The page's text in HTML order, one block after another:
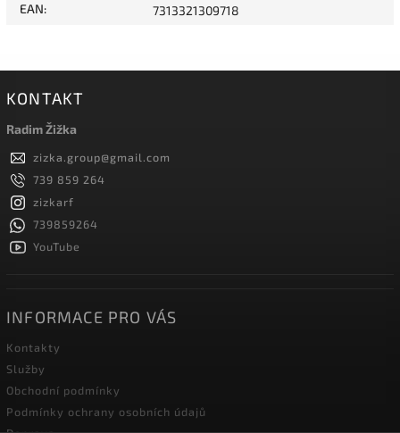
EAN: 7313321309718
KONTAKT
Radim Žižka
zizka.group@gmail.com
739 859 264
zizkarf
739859264
YouTube
INFORMACE PRO VÁS
Kontakty
Služby
Obchodní podmínky
Podmínky ochrany osobních údajů